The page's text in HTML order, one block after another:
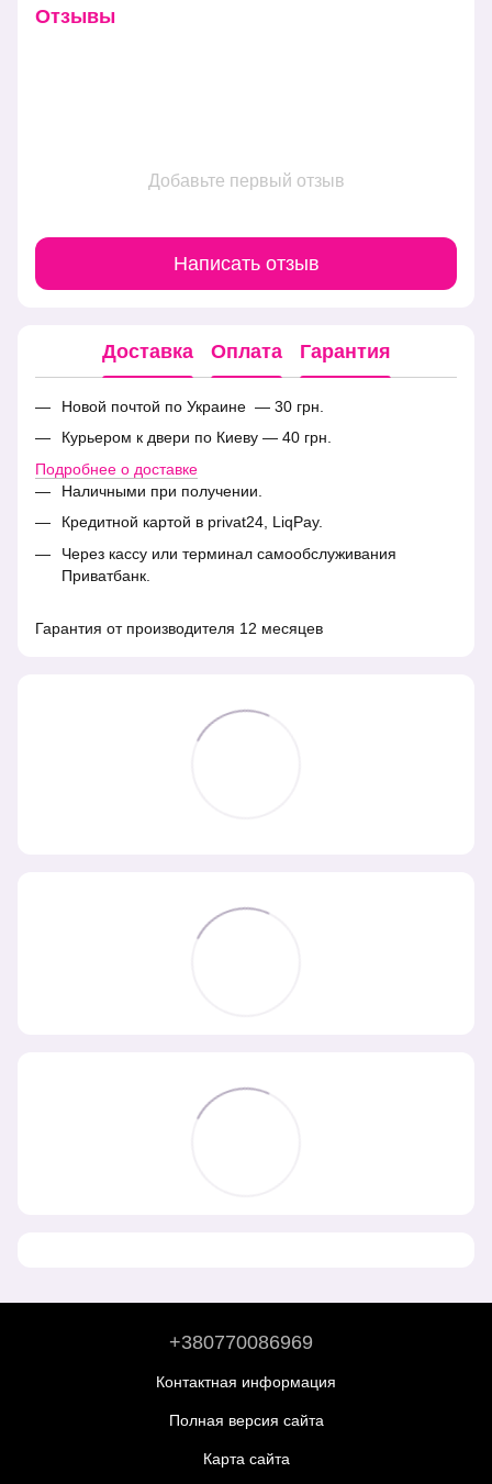
Отзывы
Добавьте первый отзыв
Написать отзыв
Доставка Оплата Гарантия
Новой почтой по Украине — 30 грн.
Курьером к двери по Киеву — 40 грн.
Подробнее о доставке
Наличными при получении.
Кредитной картой в privat24, LiqPay.
Через кассу или терминал самообслуживания
Приватбанк.
Гарантия от производителя 12 месяцев
+380770086969
Контактная информация
Полная версия сайта
Карта сайта